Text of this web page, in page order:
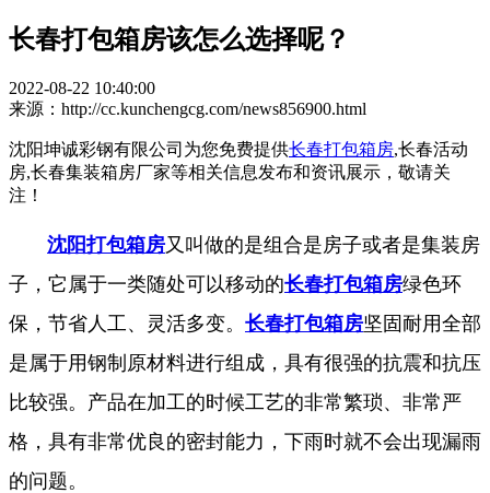
长春打包箱房该怎么选择呢？
2022-08-22 10:40:00
来源：http://cc.kunchengcg.com/news856900.html
沈阳坤诚彩钢有限公司为您免费提供长春打包箱房,长春活动
房,长春集装箱房厂家等相关信息发布和资讯展示，敬请关
注！
沈阳打包箱房又叫做的是组合是房子或者是集装房
子，它属于一类随处可以移动的长春打包箱房绿色环
保，节省人工、灵活多变。 长春打包箱房坚固耐用全部
是属于用钢制原材料进行组成，具有很强的抗震和抗压
比较强。产品在加工的时候工艺的非常繁琐、非常严
格，具有非常优良的密封能力，下雨时就不会出现漏雨
的问题。